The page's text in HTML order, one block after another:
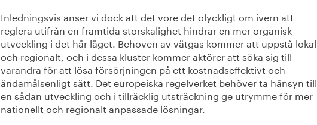
Inledningsvis anser vi dock att det vore det olyckligt om ivern att
reglera utifrån en framtida storskalighet hindrar en mer organisk
utveckling i det här läget. Behoven av vätgas kommer att uppstå
och regionalt, och i dessa kluster kommer aktörer att söka sig till
varandra för att lösa försörjningen på ett kostnadseffektivt och
ändamålsenligt sätt. Det europeiska regelverket behöver ta hänsyn till
en sådan utveckling och i tillräcklig utsträckning ge utrymme för mer
nationellt och regionalt anpassade lösningar.